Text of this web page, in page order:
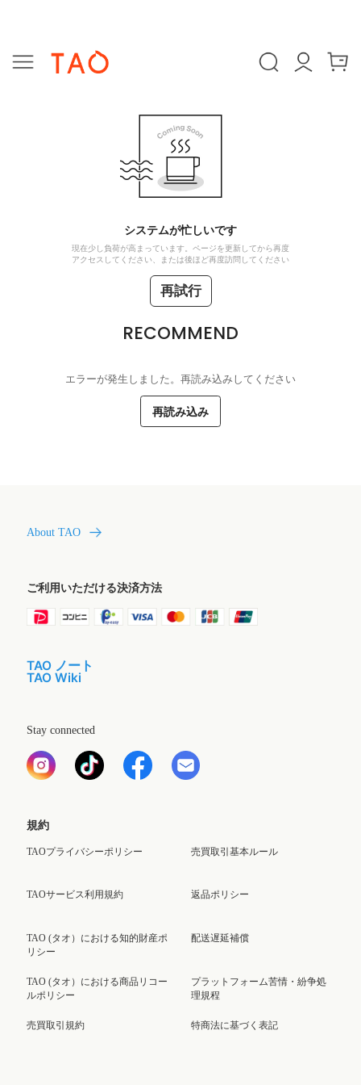
システムが忙しいです
現在少し負荷が高まっています。ページを更新してから再度
アクセスしてください、または後ほど再度訪問してください
再試行
RECOMMEND
エラーが発生しました。再読み込みしてください
再読み込み
About TAO
ご利用いただける決済方法
TAO ノート
TAO Wiki
Stay connected
規約
TAOプライバシーポリシー
TAOサービス利用規約
TAO (タオ）における知的財産ポ
リシー
TAO (タオ）における商品リコー
ルポリシー
売買取引規約
売買取引基本ルール
返品ポリシー
配送遅延補償
プラットフォーム苦情・紛争処
理規程
特商法に基づく表記